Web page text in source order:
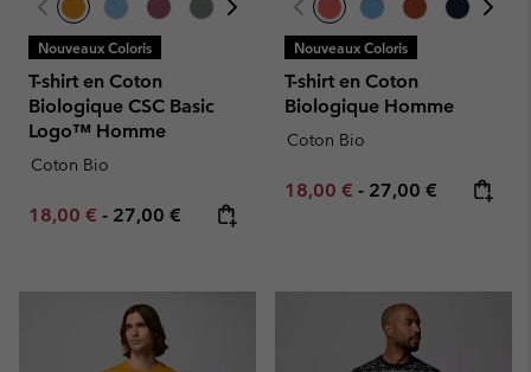
Nouveaux Coloris
T-shirt en Coton
Biologique CSC Basic
Logo™ Homme
Coton Bio
Minimum sale price:
18,00 € - Maximum price:
27,00 €
Nouveaux Coloris
T-shirt en Coton
Biologique Homme
Coton Bio
Minimum sale price:
18,00 € - Maximum price:
27,00 €